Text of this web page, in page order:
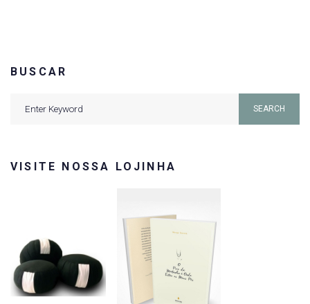
BUSCAR
SEARCH
VISITE NOSSA LOJINHA